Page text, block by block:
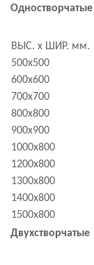
Одностворчатые
ВЫС. х ШИР. мм.
500х500
600х600
700х700
800х800
900х900
1000х800
1200х800
1300х800
1400х800
1500х800
Двухстворчатые